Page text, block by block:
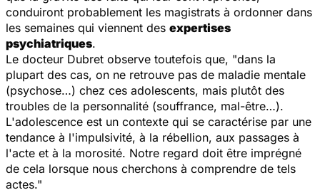
conduiront probablement les magistrats à ordonner dans
les semaines qui viennent des expertises
psychiatriques.
Le docteur Dubret observe toutefois que, "dans la
plupart des cas, on ne retrouve pas de maladie mentale
(psychose…) chez ces adolescents, mais plutôt des
troubles de la personnalité (souffrance, mal-être…).
L'adolescence est un contexte qui se caractérise par une
tendance à l'impulsivité, à la rébellion, aux passages à
l'acte et à la morosité. Notre regard doit être imprégné
de cela lorsque nous cherchons à comprendre de tels
actes."